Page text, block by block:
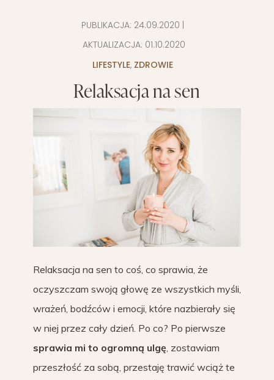
PUBLIKACJA: 24.09.2020 |
AKTUALIZACJA: 01.10.2020
LIFESTYLE, ZDROWIE
Relaksacja na sen
Relaksacja na sen to coś, co sprawia, że
oczyszczam swoją głowę ze wszystkich myśli,
wrażeń, bodźców i emocji, które nazbierały się
w niej przez cały dzień. Po co? Po pierwsze
sprawia mi to ogromną ulgę, zostawiam
przeszłość za sobą, przestaję trawić wciąż te